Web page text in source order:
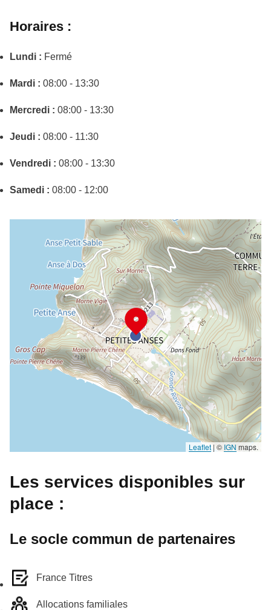
Horaires :
Lundi : Fermé
Mardi : 08:00 - 13:30
Mercredi : 08:00 - 13:30
Jeudi : 08:00 - 11:30
Vendredi : 08:00 - 13:30
Samedi : 08:00 - 12:00
Leaflet | © IGN maps.
Les services disponibles sur
place :
Le socle commun de partenaires
France Titres
Allocations familiales